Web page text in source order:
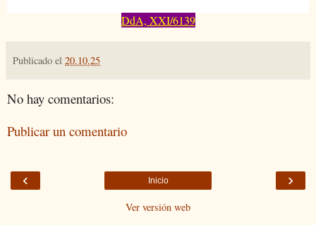
DdA, XXI/6139
Publicado el 20.10.25
No hay comentarios:
Publicar un comentario
‹ ›
Inicio
Ver versión web